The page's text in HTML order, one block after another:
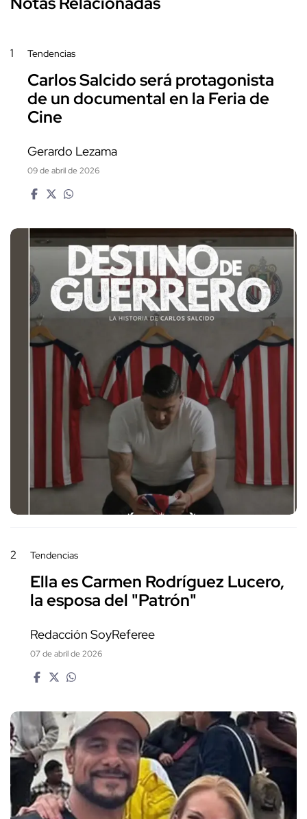
1 Tendencias
Carlos Salcido será protagonista
de un documental en la Feria de
Cine
Gerardo Lezama
09 de abril de 2026
2 Tendencias
Ella es Carmen Rodríguez Lucero,
la esposa del "Patrón"
Redacción SoyReferee
07 de abril de 2026